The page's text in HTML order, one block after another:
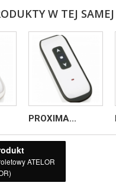
W TEJ
PROXIMA...
ATELOR